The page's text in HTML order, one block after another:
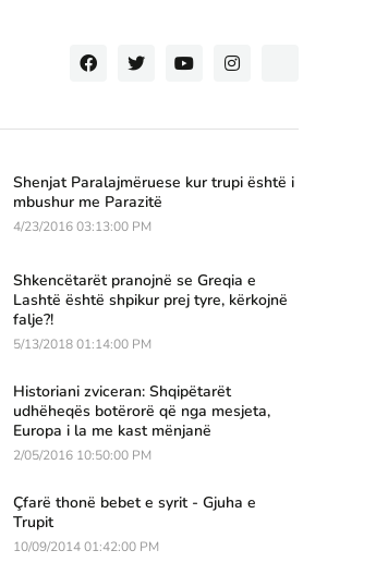
Shenjat Paralajmëruese kur trupi është i
mbushur me Parazitë
4/23/2016 03:13:00 PM
Shkencëtarët pranojnë se Greqia e
Lashtë është shpikur prej tyre, kërkojnë
falje?!
5/13/2018 01:14:00 PM
Historiani zviceran: Shqipëtarët
udhëheqës botërorë që nga mesjeta,
Europa i la me kast mënjanë
2/05/2016 10:50:00 PM
Çfarë thonë bebet e syrit - Gjuha e
Trupit
10/09/2014 01:42:00 PM